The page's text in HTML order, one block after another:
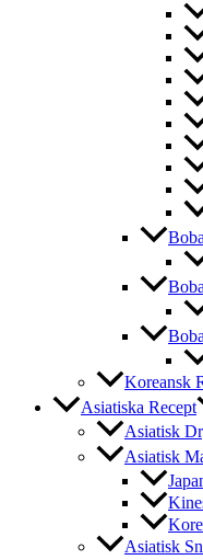
Koreansk
Asiatiska Recept
Asiatisk
Asiatisk
Asiatisk